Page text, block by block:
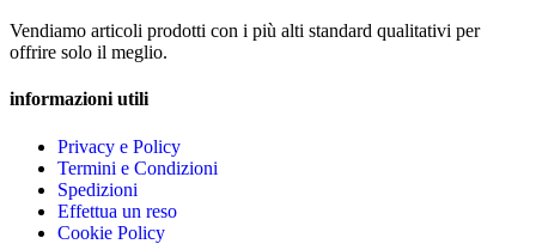
Vendiamo articoli prodotti con i più alti standard qualitativi per
offrire solo il meglio.
informazioni utili
Privacy e Policy
Termini e Condizioni
Spedizioni
Effettua un reso
Cookie Policy